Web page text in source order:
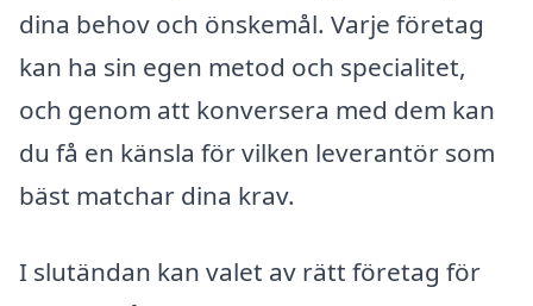
dina behov och önskemål. Varje företag
kan ha sin egen metod och specialitet,
och genom att konversera med dem kan
du få en känsla för vilken leverantör som
bäst matchar dina krav.
I slutändan kan valet av rätt företag för